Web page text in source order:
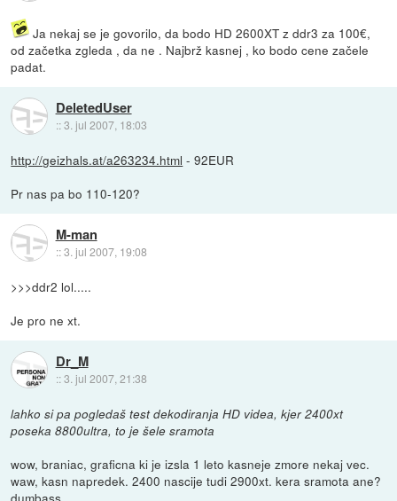
Ja nekaj se je govorilo, da bodo HD 2600XT z ddr3 za 100€,
od začetka zgleda , da ne . Najbrž kasnej , ko bodo cene začele
padat.
DeletedUser
::3. jul 2007, 18:03
http://geizhals.at/a263234.html - 92EUR
Pr nas pa bo 110-120?
M-man
::3. jul 2007, 19:08
>>>ddr2 lol.....
Je pro ne xt.
Dr_M
::3. jul 2007, 21:38
lahko si pa pogledaš test dekodiranja HD videa, kjer 2400xt
poseka 8800ultra, to je šele sramota
wow, braniac, graficna ki je izsla 1 leto kasneje zmore nekaj vec.
waw, kasn napredek. 2400 nascije tudi 2900xt. kera sramota ane?